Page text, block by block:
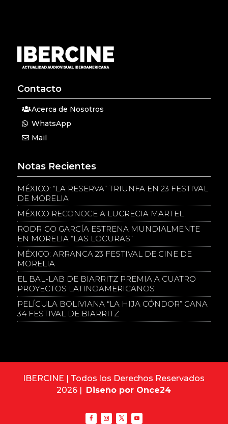
Contacto
Acerca de Nosotros
WhatsApp
Mail
Notas Recientes
MÉXICO: “LA RESERVA” TRIUNFA EN 23 FESTIVAL
DE MORELIA
MÉXICO RECONOCE A LUCRECIA MARTEL
RODRIGO GARCÍA ESTRENA MUNDIALMENTE
EN MORELIA “LAS LOCURAS”
MÉXICO: ARRANCA 23 FESTIVAL DE CINE DE
MORELIA
EL BAL-LAB DE BIARRITZ PREMIA A CUATRO
PROYECTOS LATINOAMERICANOS
PELÍCULA BOLIVIANA “LA HIJA CÓNDOR” GANA
34 FESTIVAL DE BIARRITZ
IBERCINE | Todos los Derechos Reservados
2026 | Diseño por Once24